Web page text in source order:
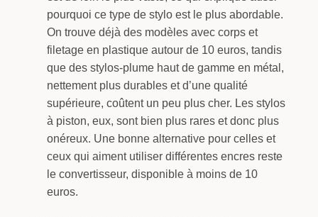
pourquoi ce type de stylo est le plus abordable.
On trouve déjà des modèles avec corps et
filetage en plastique autour de 10 euros, tandis
que des stylos-plume haut de gamme en métal,
nettement plus durables et d’une qualité
supérieure, coûtent un peu plus cher. Les stylos
à piston, eux, sont bien plus rares et donc plus
onéreux. Une bonne alternative pour celles et
ceux qui aiment utiliser différentes encres reste
le convertisseur, disponible à moins de 10
euros.